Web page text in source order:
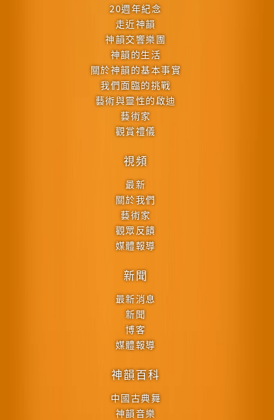
20週年紀念
走近神韻
神韻交響樂團
神韻的生活
關於神韻的基本事實
我們面臨的挑戰
藝術與靈性的啟迪
藝術家
觀賞禮儀
視頻
最新
關於我們
藝術家
觀眾反饋
媒體報導
新聞
最新消息
新聞
博客
媒體報導
神韻百科
中國古典舞
神韻音樂